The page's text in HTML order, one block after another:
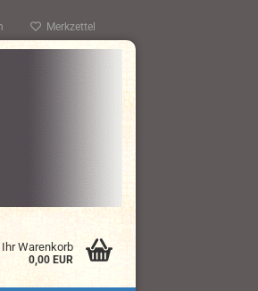
Merkzettel
Ihr Warenkorb
0,00 EUR